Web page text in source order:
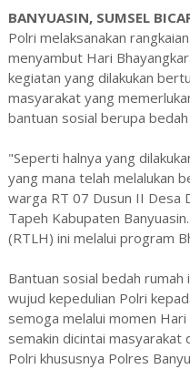
BANYUASIN, SUMSEL
Polri melaksanakan
menyambut Hari
kegiatan yang dilakukan
masyarakat yang
bantuan sosial berupa
"Seperti halnya yang
yang mana telah melalukan
warga RT 07 Dusun II Desa
Tapeh Kabupaten
(RTLH) ini melalui program
Bantuan sosial bedah
wujud kepedulian Polri
semoga melalui momen
semakin dicintai masyarakat
Polri khususnya Polres